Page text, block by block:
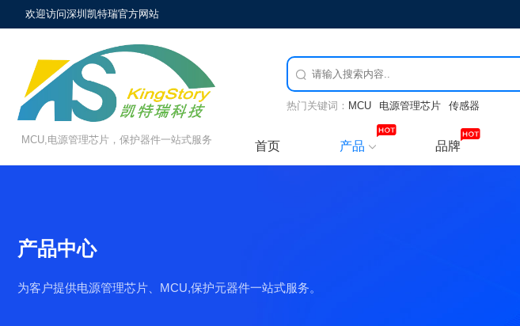
欢迎访问深圳凯特瑞官方网站
MCU,电源管理芯片，保护器件一站式服务

热门关键词： MCU 电源管理芯片 传感器
首页 产品  品牌
产品中心
为客户提供电源管理芯片、MCU,保护元器件一站式服务。